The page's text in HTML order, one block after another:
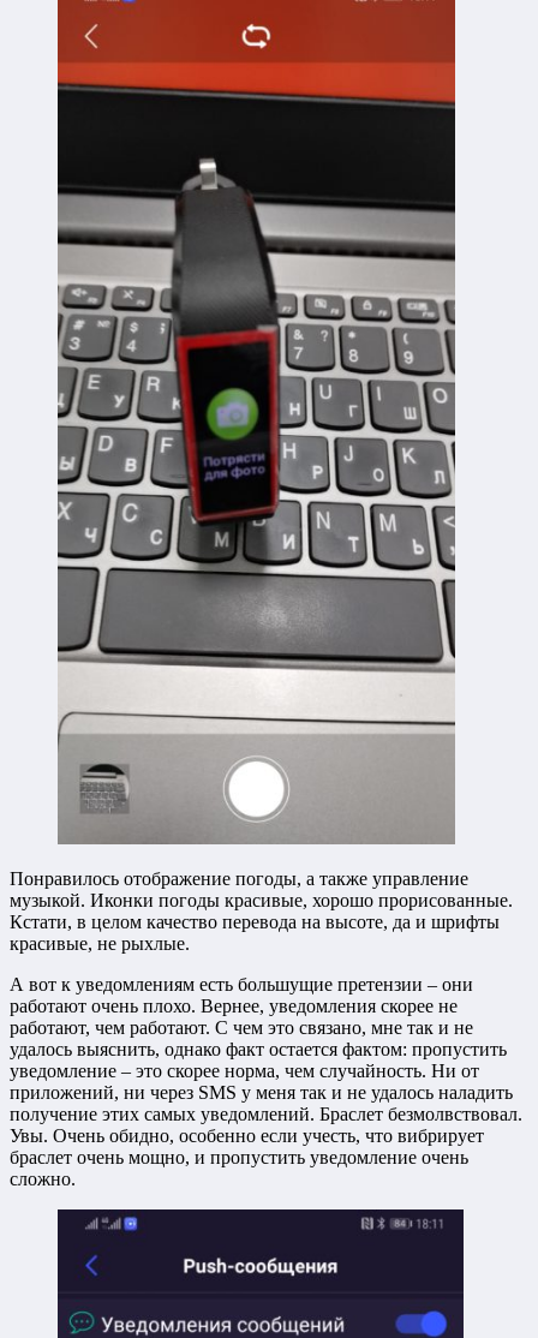
Понравилось отображение погоды, а также управление
музыкой. Иконки погоды красивые, хорошо прорисованные.
Кстати, в целом качество перевода на высоте, да и шрифты
красивые, не рыхлые.
А вот к уведомлениям есть большущие претензии – они
работают очень плохо. Вернее, уведомления скорее не
работают, чем работают. С чем это связано, мне так и не
удалось выяснить, однако факт остается фактом: пропустить
уведомление – это скорее норма, чем случайность. Ни от
приложений, ни через SMS у меня так и не удалось наладить
получение этих самых уведомлений. Браслет безмолвствовал.
Увы. Очень обидно, особенно если учесть, что вибрирует
браслет очень мощно, и пропустить уведомление очень
сложно.